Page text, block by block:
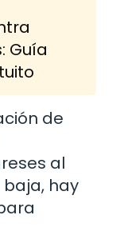
Guía
de
al
hay